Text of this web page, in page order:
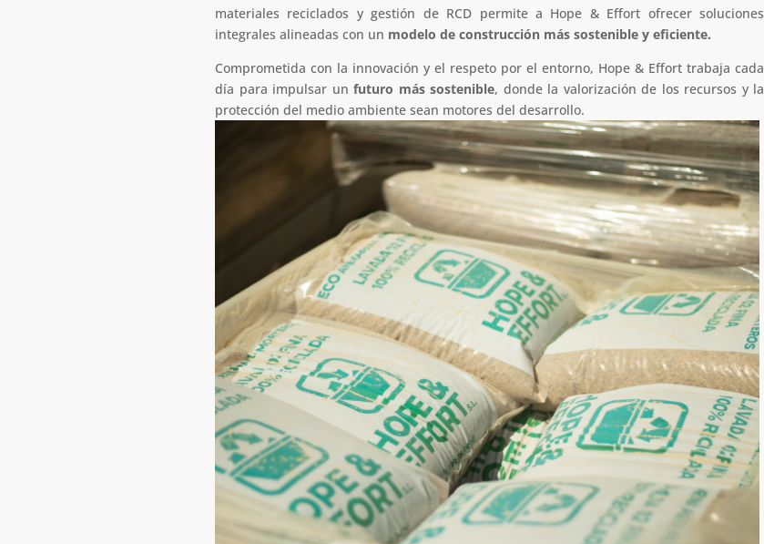
materiales reciclados y gestión de RCD permite a Hope & Effort ofrecer soluciones
integrales alineadas con un modelo de construcción más sostenible y eficiente.
Comprometida con la innovación y el respeto por el entorno, Hope & Effort trabaja cada
día para impulsar unfuturo más sostenible, donde la valorización de los recursos y la
protección del medio ambiente sean motores del desarrollo.